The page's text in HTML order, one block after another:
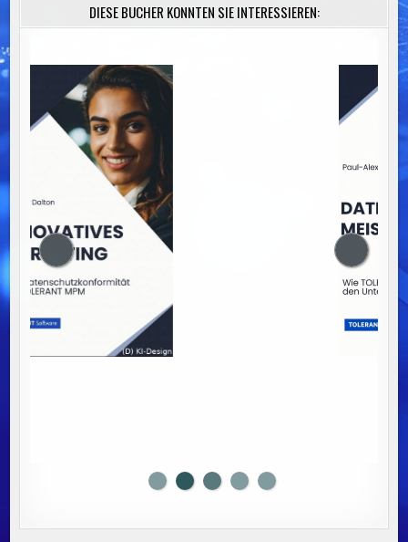
DIESE BÜCHER KÖNNTEN SIE INTERESSIEREN: